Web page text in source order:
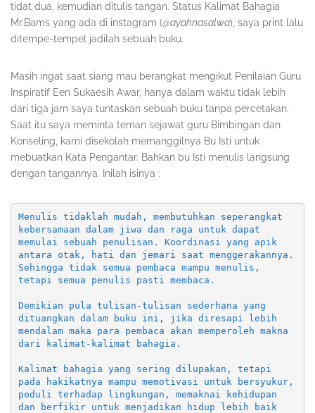
tidat dua, kemudian ditulis tangan. Status Kalimat Bahagia
Mr.Bams yang ada di instagram (@ayahnasalwa), saya print lalu
ditempe-tempel jadilah sebuah buku.
Masih ingat saat siang mau berangkat mengikut Penilaian Guru
Inspiratif Een Sukaesih Awar, hanya dalam waktu tidak lebih
dari tiga jam saya tuntaskan sebuah buku tanpa percetakan.
Saat itu saya meminta teman sejawat guru Bimbingan dan
Konseling, kami disekolah memanggilnya Bu Isti untuk
mebuatkan Kata Pengantar. Bahkan bu Isti menulis langsung
dengan tangannya. Inilah isinya :
Menulis tidaklah mudah, membutuhkan seperangkat
kebersamaan dalam jiwa dan raga untuk dapat
memulai sebuah penulisan. Koordinasi yang apik
antara otak, hati dan jemari saat menggerakannya.
Sehingga tidak semua pembaca mampu menulis,
tetapi semua penulis pasti membaca.
Demikian pula tulisan-tulisan sederhana yang
dituangkan dalam buku ini, jika diresapi lebih
mendalam maka para pembaca akan memperoleh makna
dari kalimat-kalimat bahagia.
Kalimat bahagia yang sering dilupakan, tetapi
pada hakikatnya mampu memotivasi untuk bersyukur,
peduli terhadap lingkungan, memaknai kehidupan
dan berfikir untuk menjadikan hidup lebih baik